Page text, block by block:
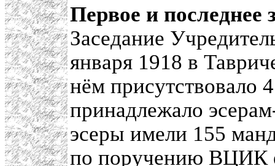
Первое и последнее
Заседание
января 1918 в
нём присутствовало
принадлежало
эсеры имели 155
по поручению ВЦИК